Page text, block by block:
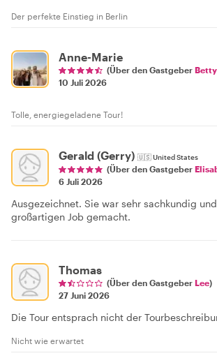
Der perfekte Einstieg in Berlin
Anne-Marie
(Über den Gastgeber Betty
10 Juli 2026
Tolle, energiegeladene Tour!
Gerald (Gerry) 🇺🇸United States
(Über den Gastgeber
6 Juli 2026
Ausgezeichnet. Sie war sehr sachkundig
großartigen Job gemacht.
Thomas
(Über den Gastgeber Lee)
27 Juni 2026
Die Tour entsprach nicht der
Nicht wie erwartet